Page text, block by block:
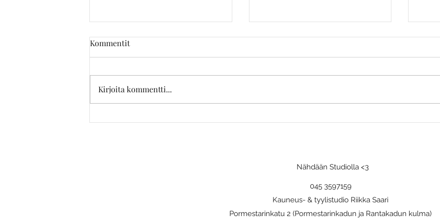
Kommentit
Kirjoita kommentti...
Nähdään Studiolla <3
045 3597159
Kauneus- & tyylistudio Riikka Saari
Pormestarinkatu 2 (Pormestarinkadun ja Rantakadun kulma)